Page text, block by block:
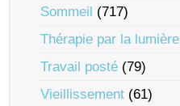
Sommeil (717)
Thérapie par la lumière
Travail posté (79)
Vieillissement (61)